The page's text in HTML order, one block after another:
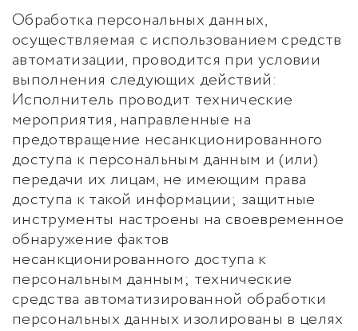
Обработка персональных данных,
осуществляемая с использованием средств
автоматизации, проводится при условии
выполнения следующих действий:
Исполнитель проводит технические
мероприятия, направленные на
предотвращение несанкционированного
доступа к персональным данным и (или)
передачи их лицам, не имеющим права
доступа к такой информации; защитные
инструменты настроены на своевременное
обнаружение фактов
несанкционированного доступа к
персональным данным; технические
средства автоматизированной обработки
персональных данных изолированы в целях